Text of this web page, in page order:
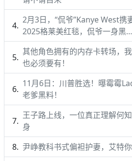
2月3日，“侃爷”Kanye West携
2025格莱美红毯，侃爷一身黑…
其他角色拥有的内存卡转场，我
也必须要有！
11月6日：川普胜选！曝霉霉
老爹黑料！
王子路上线，一位真正理解何
身
尹峥教科书式偏袒护妻，艾特